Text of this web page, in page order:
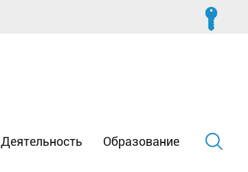
Деятельность Образование